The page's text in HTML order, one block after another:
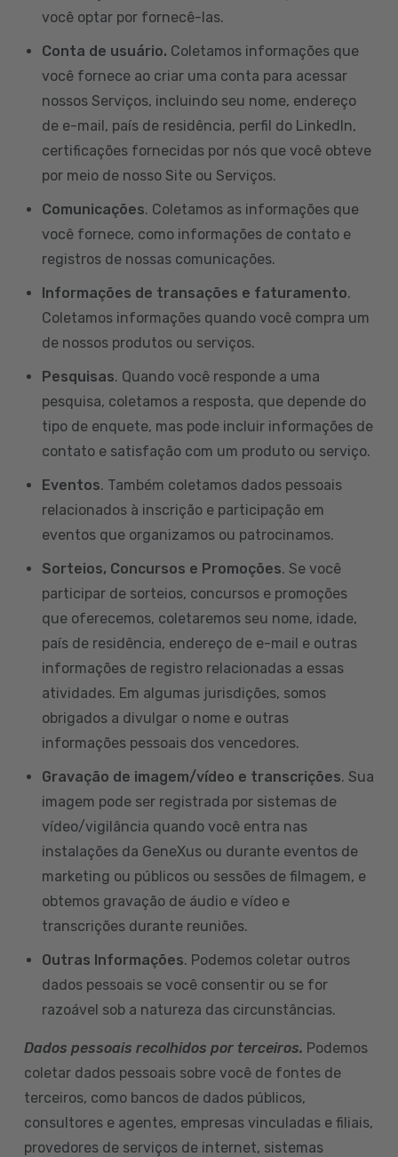
você optar por fornecê-las.
Conta de usuário. Coletamos informações que
você fornece ao criar uma conta para acessar
nossos Serviços, incluindo seu nome, endereço
de e-mail, país de residência, perfil do LinkedIn,
certificações fornecidas por nós que você obteve
por meio de nosso Site ou Serviços.
Comunicações. Coletamos as informações que
você fornece, como informações de contato e
registros de nossas comunicações.
Informações de transações e faturamento.
Coletamos informações quando você compra um
de nossos produtos ou serviços.
Pesquisas. Quando você responde a uma
pesquisa, coletamos a resposta, que depende do
tipo de enquete, mas pode incluir informações de
contato e satisfação com um produto ou serviço.
Eventos. Também coletamos dados pessoais
relacionados à inscrição e participação em
eventos que organizamos ou patrocinamos.
Sorteios, Concursos e Promoções. Se você
participar de sorteios, concursos e promoções
que oferecemos, coletaremos seu nome, idade,
país de residência, endereço de e-mail e outras
informações de registro relacionadas a essas
atividades. Em algumas jurisdições, somos
obrigados a divulgar o nome e outras
informações pessoais dos vencedores.
Gravação de imagem/vídeo e transcrições. Sua
imagem pode ser registrada por sistemas de
vídeo/vigilância quando você entra nas
instalações da GeneXus ou durante eventos de
marketing ou públicos ou sessões de filmagem, e
obtemos gravação de áudio e vídeo e
transcrições durante reuniões.
Outras Informações. Podemos coletar outros
dados pessoais se você consentir ou se for
razoável sob a natureza das circunstâncias.
Dados pessoais recolhidos por terceiros. Podemos
coletar dados pessoais sobre você de fontes de
terceiros, como bancos de dados públicos,
consultores e agentes, empresas vinculadas e filiais,
provedores de serviços de internet, sistemas